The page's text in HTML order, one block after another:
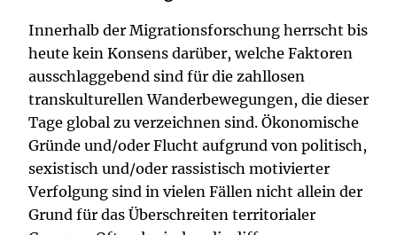
Innerhalb der Migrationsforschung herrscht bis
heute kein Konsens darüber, welche Faktoren
ausschlaggebend sind für die zahllosen
transkulturellen Wanderbewegungen, die dieser
Tage global zu verzeichnen sind. Ökonomische
Gründe und/oder Flucht aufgrund von politisch,
sexistisch und/oder rassistisch motivierter
Verfolgung sind in vielen Fällen nicht allein der
Grund für das Überschreiten territorialer